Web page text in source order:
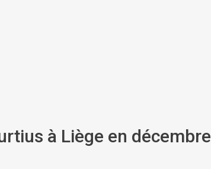
à Liège en décembre